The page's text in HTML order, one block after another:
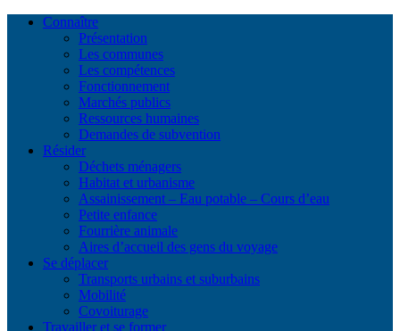
Connaître
Présentation
Les communes
Les compétences
Fonctionnement
Marchés publics
Ressources humaines
Demandes de subvention
Résider
Déchets ménagers
Habitat et urbanisme
Assainissement – Eau potable – Cours d’eau
Petite enfance
Fourrière animale
Aires d’accueil des gens du voyage
Se déplacer
Transports urbains et suburbains
Mobilité
Covoiturage
Travailler et se former